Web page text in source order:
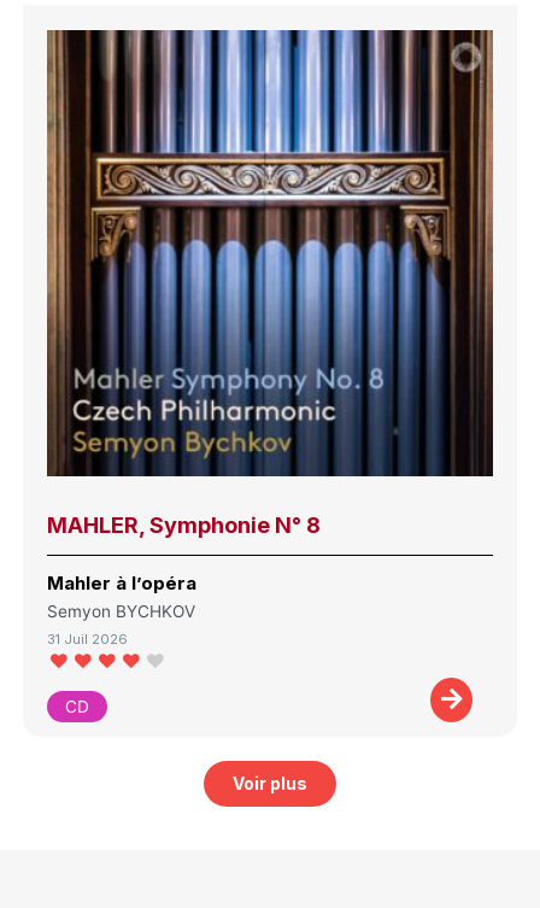
MAHLER, Symphonie N° 8
Mahler à l’opéra
Semyon BYCHKOV
31 Juil 2026
CD
Voir plus